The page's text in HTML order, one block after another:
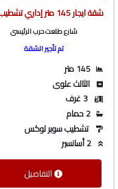
شارع طلعت حرب الرئيسى
تم تأجير الشقة
145 متر
الثالث علوى
2 حمام
تشطيب سوبر لوكس
التفاصيل